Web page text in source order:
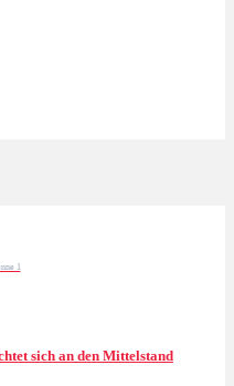
1
sich an den Mittelstand